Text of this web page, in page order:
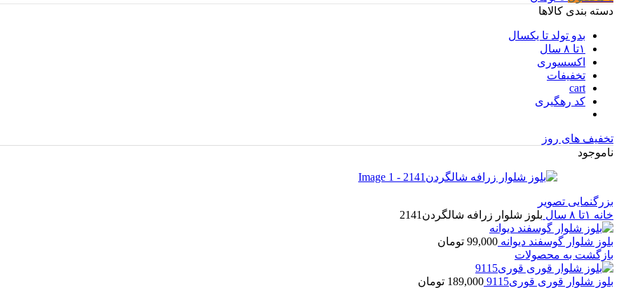
دسته بندی کالاها
بدو تولد تا یکسال
۱تا ۸ سال
اکسسوری
تخفیفات
cart
کد رهگیری
تخفیف های روز
ناموجود
بزرگنمایی تصویر
خانه ۱تا ۸ سال بلوز شلوار زرافه شالگردن2141
بلوز شلوار گوسفند دیوانه 99,000 تومان
بازگشت به محصولات
بلوز شلوار قوری قوری9115 189,000 تومان